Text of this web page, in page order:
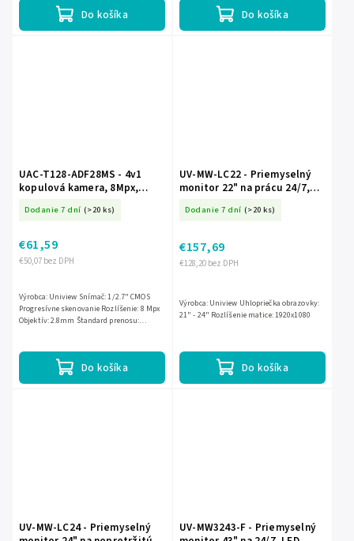
Do košíka Do košíka
UAC-T128-ADF28MS - 4v1
kopulová kamera, 8Mpx,
LightHunter - Uniview
Dodanie 7 dní (>20 ks)
€50,07 bez DPH
€61,59
Do košíka
Výrobca: Uniview Snímač: 1/2.7" CMOS
Progresívne skenovanie Rozlíšenie: 8 Mpx
Objektív: 2.8mm Štandard prenosu:
UV-MW-LC22 - Priemyselný
monitor 22" na prácu 24/7,
Dodanie 7 dní (>20 ks)
€128,20 bez DPH
€157,69
Do košíka
Výrobca: Uniview Uhlopriečka obrazovky:
21" - 24" Rozlíšenie matice: 1920x1080
UV-MW-LC24 - Priemyselný
UV-MW3243-F - Priemyselný